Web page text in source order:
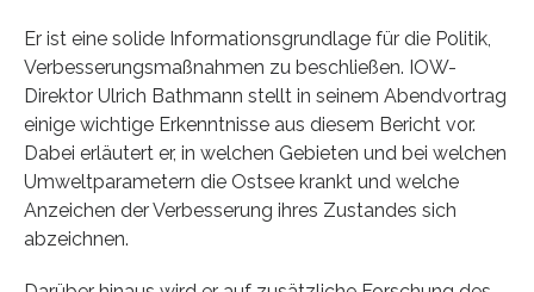
Er ist eine solide Informationsgrundlage für die Politik,
Verbesserungsmaßnahmen zu beschließen. IOW-
Direktor Ulrich Bathmann stellt in seinem Abendvortrag
einige wichtige Erkenntnisse aus diesem Bericht vor.
Dabei erläutert er, in welchen Gebieten und bei welchen
Umweltparametern die Ostsee krankt und welche
Anzeichen der Verbesserung ihres Zustandes sich
abzeichnen.